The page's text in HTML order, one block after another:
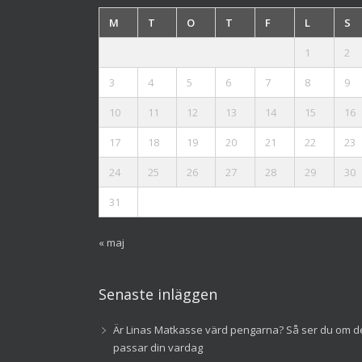
M T O T F L S
1 2
3 4 5 6 7 8 9
10 11 12 13 14 15 16
17 18 19 20 21 22 23
24 25 26 27 28 29 30
31
« maj
Senaste inläggen
Är Linas Matkasse värd pengarna? Så ser du om
passar din vardag